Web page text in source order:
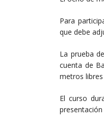
Para
que debe
La prueba
cuenta de
metros
El curso